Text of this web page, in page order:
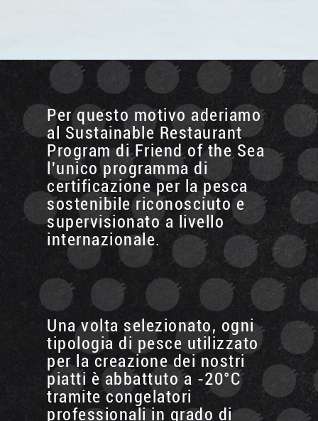
Per questo motivo aderiamo
al Sustainable Restaurant
Program di Friend of the Sea
l'unico programma di
certificazione per la pesca
sostenibile riconosciuto e
supervisionato a livello
internazionale.
Una volta selezionato, ogni
tipologia di pesce utilizzato
per la creazione dei nostri
piatti è abbattuto a -20°C
tramite congelatori
professionali in grado di